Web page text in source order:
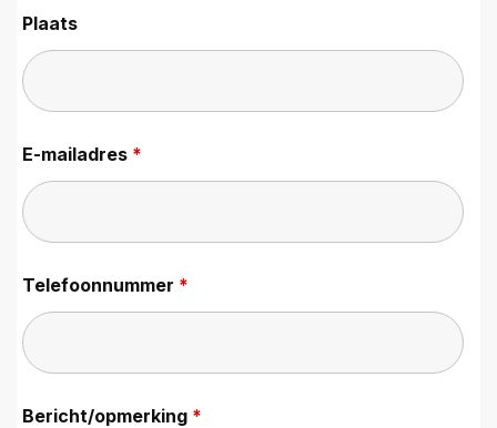
Plaats
E-mailadres *
Telefoonnummer *
Bericht/opmerking *